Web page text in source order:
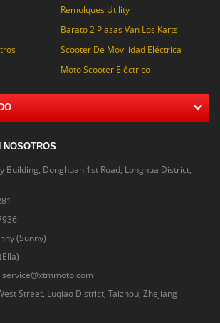
Remolques Utility
Barato 2 Plazas Van Los Karts
Scooter De Movilidad Eléctrica
Moto Scooter Eléctrico
NOSOTROS
Building, Donghuan 1st Road, Longhua District,
(Sunny)
Street, Luqiao District, Taizhou, Zhejiang